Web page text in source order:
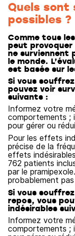
Quels
possibles ?
Comme tous
peut
ne surviennent
le monde.
est basée sur
Si vous
pouvez voir
suivants :
Informez votre
comportements ;
pour gérer ou
Pour les effets
précise de la
effets
762 patients
par le
probablement
Si vous
repos, vous
indésirables
Informez votre
comportements ;